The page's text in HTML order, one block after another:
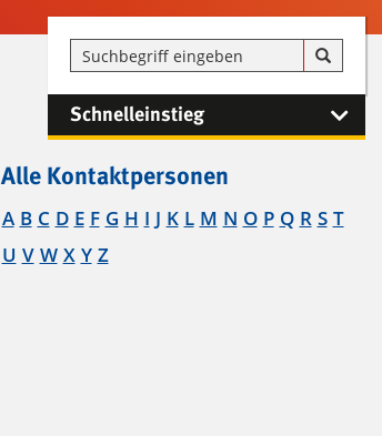
Schnelleinstieg
Alle Kontaktpersonen
A B C D E F G H I J K L M N O P Q R S T
U V W X Y Z